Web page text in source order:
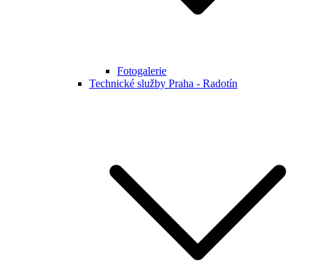
Fotogalerie
Technické služby Praha - Radotín